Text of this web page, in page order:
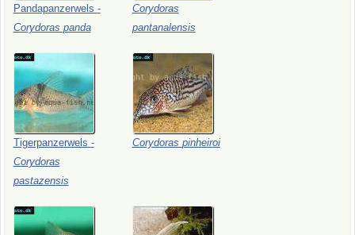
Pandapanzerwels -
Corydoras panda
Corydoras
pantanalensis
Tigerpanzerwels -
Corydoras
pastazensis
Corydoras pinheiroi